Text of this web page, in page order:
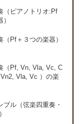
（ピアノトリオ:Pf
（Pf＋３つの楽器）
（Pf, Vn, Vla, Vc, C
Vla, Vc ）の楽
ブル（弦楽四重奏・